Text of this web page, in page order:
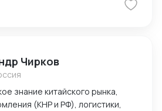
Чирков
знание китайского рынка,
(КНР и РФ), логистики,